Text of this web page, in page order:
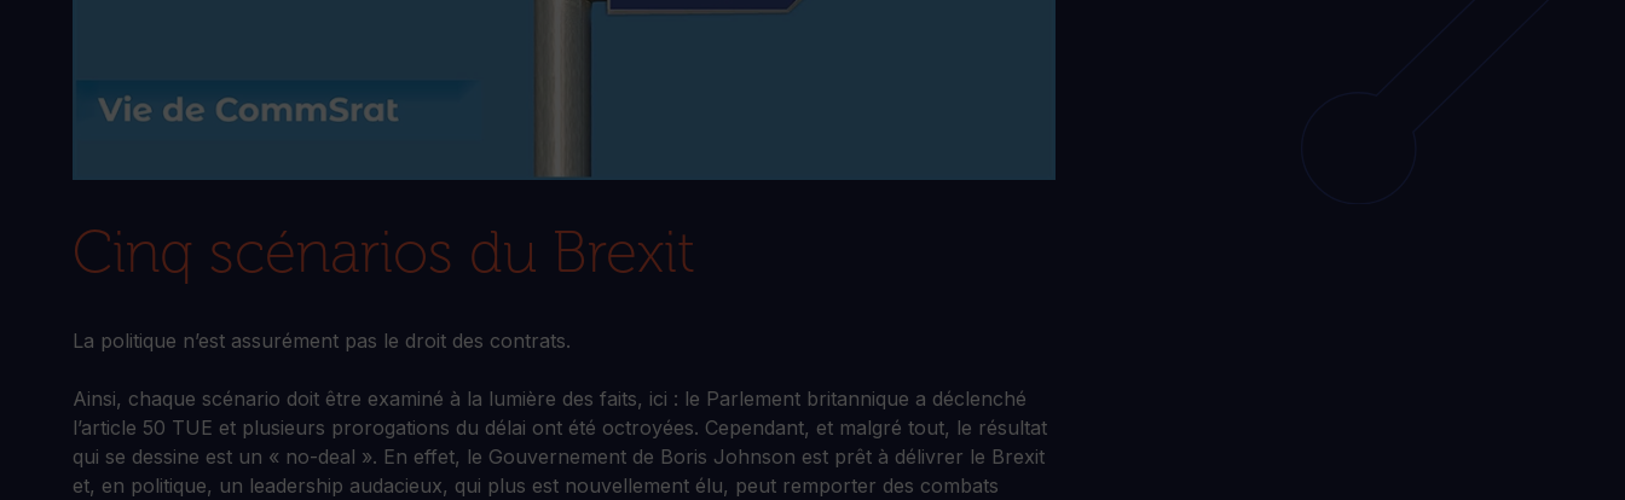
Cinq scénarios du Brexit
La politique n’est assurément pas le droit des contrats.
Ainsi, chaque scénario doit être examiné à la lumière des faits, ici : le Parlement britannique a déclenché
l’article 50 TUE et plusieurs prorogations du délai ont été octroyées. Cependant, et malgré tout, le résultat
qui se dessine est un « no-deal ». En effet, le Gouvernement de Boris Johnson est prêt à délivrer le Brexit
et, en politique, un leadership audacieux, qui plus est nouvellement élu, peut remporter des combats